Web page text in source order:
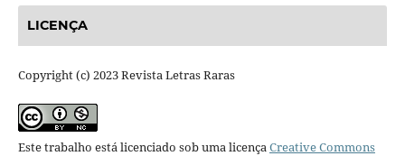
LICENÇA
Copyright (c) 2023 Revista Letras Raras
Este trabalho está licenciado sob uma licençaCreative Commons